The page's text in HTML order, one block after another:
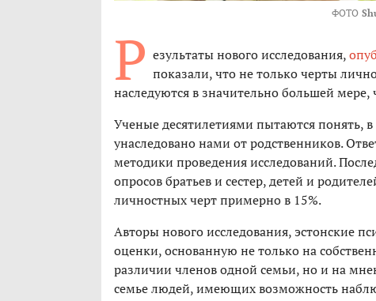
ФОТО
Р езультаты нового исследования,
показали, что не только черты
наследуются в значительно большей мере,
Ученые десятилетиями пытаются понять,
унаследовано нами от родственников.
методики проведения исследований.
опросов братьев и сестер, детей и
личностных черт примерно в 15%.
Авторы нового исследования, эстонские
оценки, основанную не только на
различии членов одной семьи, но и на
семье людей, имеющих возможность